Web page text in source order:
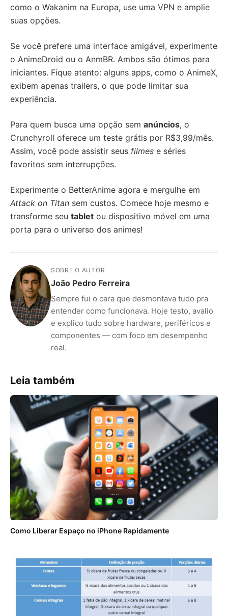
como o Wakanim na Europa, use uma VPN e amplie
suas opções.
Se você prefere uma interface amigável, experimente
o AnimeDroid ou o AnmBR. Ambos são ótimos para
iniciantes. Fique atento: alguns apps, como o AnimeX,
exibem apenas trailers, o que pode limitar sua
experiência.
Para quem busca uma opção sem anúncios, o
Crunchyroll oferece um teste grátis por R$3,99/mês.
Assim, você pode assistir seus filmes e séries
favoritos sem interrupções.
Experimente o BetterAnime agora e mergulhe em
Attack on Titan sem custos. Comece hoje mesmo e
transforme seu tablet ou dispositivo móvel em uma
porta para o universo dos animes!
SOBRE O AUTOR
João Pedro Ferreira
Sempre fui o cara que desmontava tudo pra
entender como funcionava. Hoje testo, avalio
e explico tudo sobre hardware, periféricos e
componentes — com foco em desempenho
real.
Leia também
Como Liberar Espaço no iPhone Rapidamente